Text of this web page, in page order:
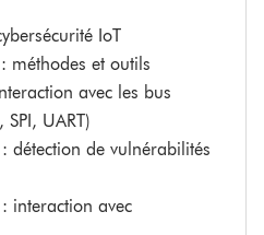
IoT
méthodes et outils
avec les bus
UART)
détection de vulnérabilités
interaction avec